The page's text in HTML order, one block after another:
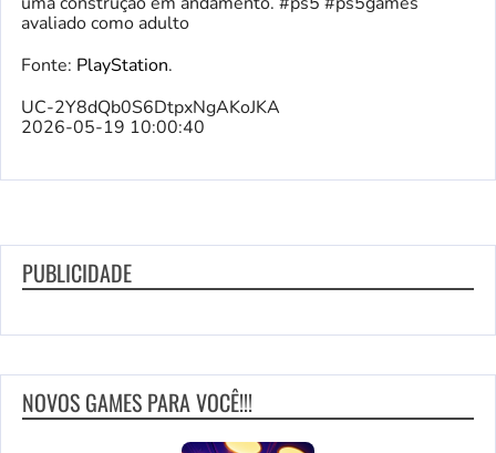
avaliado como adulto
Fonte: PlayStation.
UC-2Y8dQb0S6DtpxNgAKoJKA
2026-05-19 10:00:40
PUBLICIDADE
NOVOS GAMES PARA VOCÊ!!!